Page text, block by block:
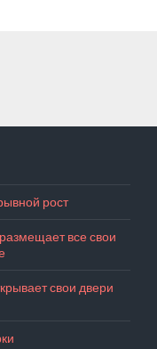
рост
все свои
свои двери